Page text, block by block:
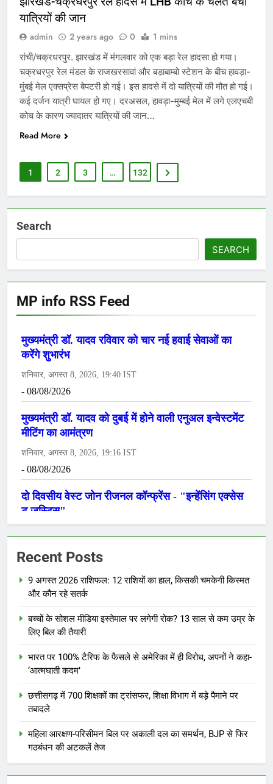
यात्रियों की जान
admin 2 years ago 0 1 mins
रांची/चक्रधरपुर. झारखंड में मंगलवार को एक बड़ा रेल हादसा हो गया।
चक्रधरपुर रेल मंडल के राजखरसावां और बड़ाबाम्बो स्टेशन के बीच हावड़ा-
मुंबई मेल एक्सप्रेस बेपटरी हो गई। इस हादसे में दो यात्रियों की मौत हो गई।
कई दर्जन यात्री घायल हो गए। दरअसल, हावड़ा-मुम्बई मेल में लगे एलएचबी
कोच के कारण ज्यादातर यात्रियों की जान…
Read More
1 2 3 … 132
Search
SEARCH
MP info RSS Feed
Recent Posts
9 अगस्त 2026 राशिफल: 12 राशियों का हाल, किसकी चमकेगी किस्मत
और कौन रहे सतर्क
बच्चों के सोशल मीडिया इस्तेमाल पर लगेगी रोक? 13 साल से कम उम्र के
लिए बिल की तैयारी
भारत पर 100% टैरिफ के फैसले से अमेरिका में ही विरोध, अपनों ने कहा-
‘आत्मघाती कदम’
छत्तीसगढ़ में 700 शिक्षकों का ट्रांसफर, शिक्षा विभाग में बड़े पैमाने पर
तबादले
महिला आरक्षण-परिसीमन बिल पर अकाली दल का समर्थन, BJP से फिर
गठबंधन की अटकलें तेज